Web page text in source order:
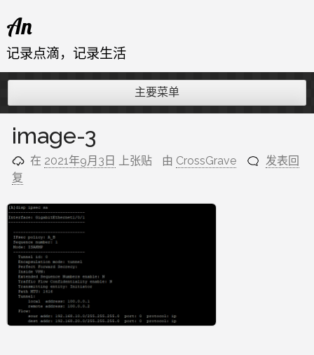
至
内
An
记录点滴，记录生活
主要菜单
image-3
在 2021年9月3日 上张贴 由 CrossGrave
发表回
复